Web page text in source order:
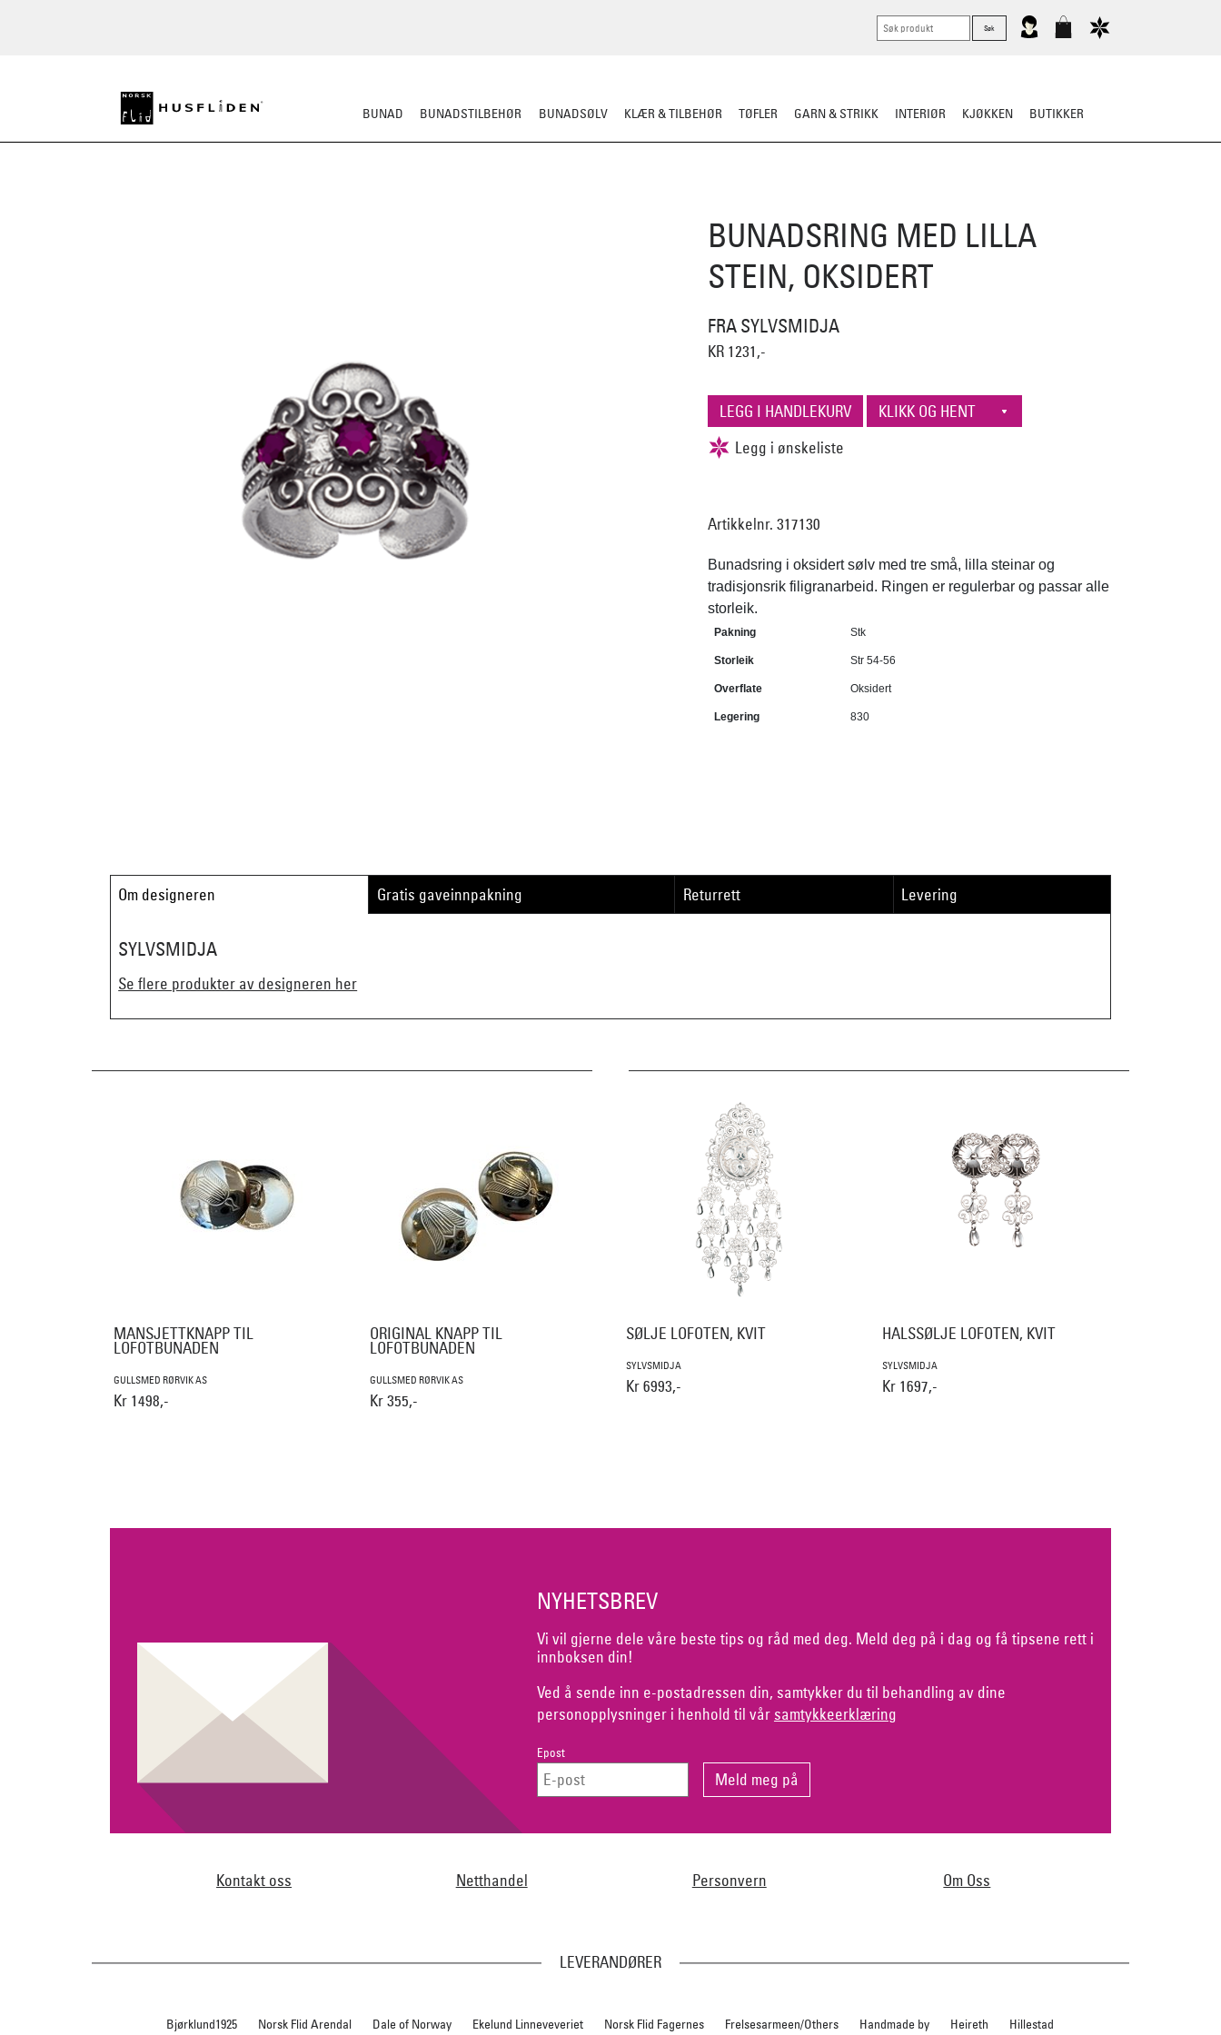
BUNAD BUNADSTILBEHØR BUNADSØLV KLÆR & TILBEHØR TØFLER GARN & STRIKK INTERIØR KJØKKEN BUTIKKER
BUNADSRING MED LILLA
STEIN, OKSIDERT
FRA SYLVSMIDJA
KR 1231,-
Artikkelnr. 317130
Bunadsring i oksidert sølv med tre små, lilla steinar og
tradisjonsrik filigranarbeid. Ringen er regulerbar og passar alle
storleik.
Pakning Stk
Storleik Str 54-56
Overflate Oksidert
Legering 830
Om designeren Gratis gaveinnpakning Returrett Levering
SYLVSMIDJA
Se flere produkter av designeren her
MANSJETTKNAPP TIL
LOFOTBUNADEN
GULLSMED RØRVIK AS
Kr 1498,-
ORIGINAL KNAPP TIL
LOFOTBUNADEN
GULLSMED RØRVIK AS
Kr 355,-
SØLJE LOFOTEN, KVIT
SYLVSMIDJA
Kr 6993,-
HALSSØLJE LOFOTEN, KVIT
SYLVSMIDJA
Kr 1697,-
NYHETSBREV
Vi vil gjerne dele våre beste tips og råd med deg. Meld deg på i dag og få tipsene rett i
innboksen din!
Ved å sende inn e-postadressen din, samtykker du til behandling av dine
personopplysninger i henhold til vår samtykkeerklæring
Epost
Kontakt oss Netthandel Personvern Om Oss
LEVERANDØRER
Bjørklund1925 Norsk Flid Arendal Dale of Norway Ekelund Linneveveriet Norsk Flid Fagernes Frelsesarmeen/Others Handmade by Heireth Hillestad